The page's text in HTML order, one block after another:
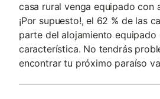
casa rural venga equipado con
¡Por supuesto!, el 62 % de las
parte del alojamiento equipado
característica. No tendrás
encontrar tu próximo paraíso